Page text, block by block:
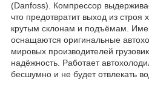
(Danfoss). Компрессор
что предотвратит выход из строя
крутым склонам и подъёмам.
оснащаются оригинальные
мировых производителей
надёжность. Работает
бесшумно и не будет отвлекать